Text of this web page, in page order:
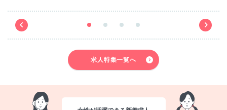
求人特集一覧へ